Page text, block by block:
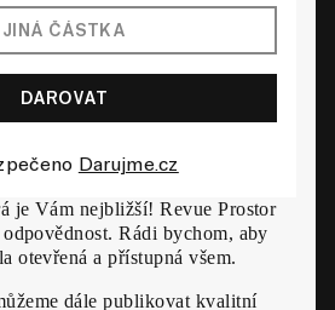
je Vám nejbližší! Revue Prostor
Rádi bychom, aby
otevřená a přístupná všem.
dále publikovat kvalitní
Darujme.cz